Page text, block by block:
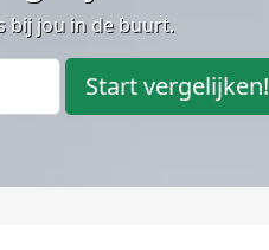
bij jou in de buurt.
Start vergelijken!